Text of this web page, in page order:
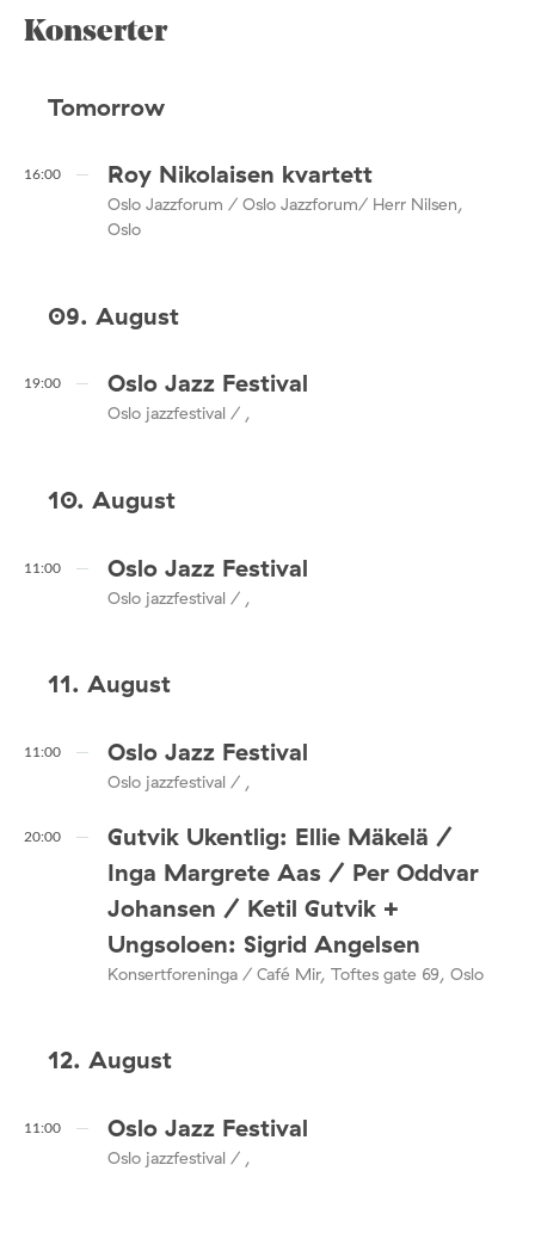
Konserter
Tomorrow
16:00 Roy Nikolaisen kvartett
Oslo Jazzforum / Oslo Jazzforum/ Herr Nilsen,
Oslo
09. August
19:00 Oslo Jazz Festival
Oslo jazzfestival / ,
10. August
11:00 Oslo Jazz Festival
Oslo jazzfestival / ,
11. August
11:00 Oslo Jazz Festival
Oslo jazzfestival / ,
20:00
Gutvik Ukentlig: Ellie Mäkelä /
Inga Margrete Aas / Per Oddvar
Johansen / Ketil Gutvik +
Ungsoloen: Sigrid Angelsen
Konsertforeninga / Café Mir, Toftes gate 69, Oslo
12. August
11:00 Oslo Jazz Festival
Oslo jazzfestival / ,